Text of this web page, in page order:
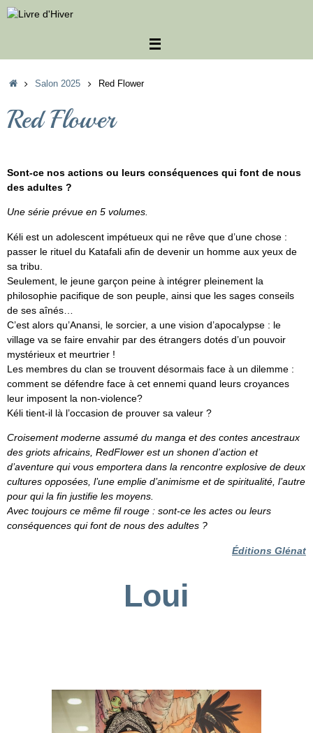
Passer
au
Accueil
Salon 2025 Red Flower
Red Flower
Sont-ce nos actions ou leurs conséquences qui font de nous
des adultes ?
Une série prévue en 5 volumes.
Kéli est un adolescent impétueux qui ne rêve que d’une chose :
passer le rituel du Katafali afin de devenir un homme aux yeux de
sa tribu.
Seulement, le jeune garçon peine à intégrer pleinement la
philosophie pacifique de son peuple, ainsi que les sages conseils
de ses aînés…
C’est alors qu’Anansi, le sorcier, a une vision d’apocalypse : le
village va se faire envahir par des étrangers dotés d’un pouvoir
mystérieux et meurtrier !
Les membres du clan se trouvent désormais face à un dilemme :
comment se défendre face à cet ennemi quand leurs croyances
leur imposent la non-violence?
Kéli tient-il là l’occasion de prouver sa valeur ?
Croisement moderne assumé du manga et des contes ancestraux
des griots africains, RedFlower est un shonen d’action et
d’aventure qui vous emportera dans la rencontre explosive de deux
cultures opposées, l’une emplie d’animisme et de spiritualité, l’autre
pour qui la fin justifie les moyens.
Avec toujours ce même fil rouge : sont-ce les actes ou leurs
conséquences qui font de nous des adultes ?
Éditions Glénat
Loui